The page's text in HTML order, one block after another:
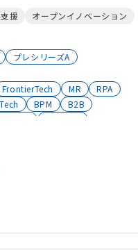
回面談から平均で1～2ヶ月
は100社を
ご覧いただけます。
ANOBAKA
オープンイノベーションの
プ留学事業も行っておりま
cross-
援 オープンイノベーション
プレシリーズA
FrontierTech MR
RPA
BPM
B2B
理管理
・映像